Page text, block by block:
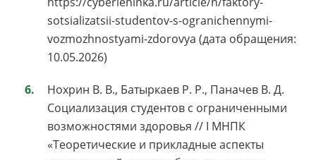
sotsializatsii-studentov-s-ogranichennymi-
vozmozhnostyami-zdorovya (дата обращения:
10.05.2026)
Нохрин В. В., Батыркаев Р. Р., Паначев В. Д.
Социализация студентов с ограниченными
возможностями здоровья // I МНПК
«Теоретические и прикладные аспекты